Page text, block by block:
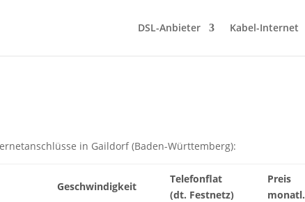
DSL-Anbieter Kabel-Internet
in Gaildorf (Baden-Württemberg):
Geschwindigkeit
Telefonflat
(dt. Festnetz)
Preis
monatl.